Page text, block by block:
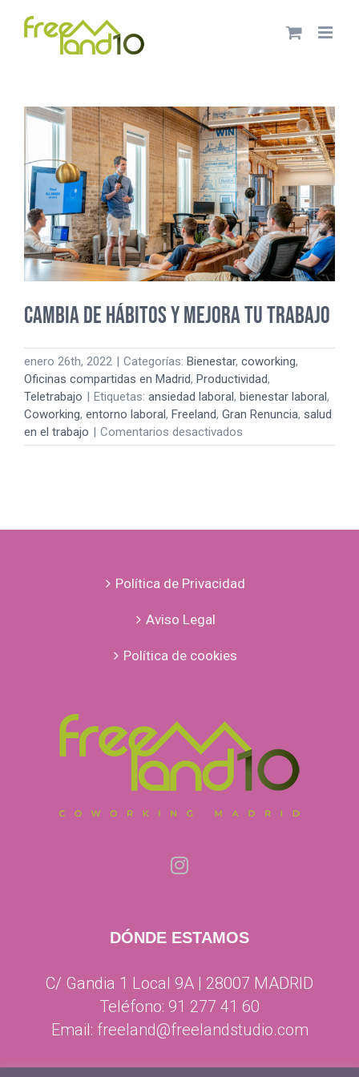
Cambia de hábitos y mejora tu trabajo
enero 26th, 2022 | Categorías: Bienestar, coworking,
Oficinas compartidas en Madrid, Productividad,
Teletrabajo | Etiquetas: ansiedad laboral, bienestar laboral,
Coworking, entorno laboral, Freeland, Gran Renuncia, salud
en el trabajo | Comentarios desactivados
Cambia
Política de Privacidad
Aviso Legal
Política de cookies
DÓNDE ESTAMOS
C/ Gandia 1 Local 9A | 28007 MADRID
Teléfono: 91 277 41 60
Email: freeland@freelandstudio.com